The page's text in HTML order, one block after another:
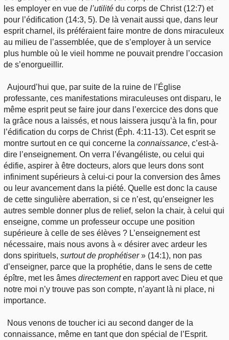
les employer en vue de l’utilité du corps de Christ (12:7) et
pour l’édification (14:3, 5). De là venait aussi que, dans leur
esprit charnel, ils préféraient faire montre de dons miraculeux
au milieu de l’assemblée, que de s’employer à un service
plus humble où le vieil homme ne pouvait prendre l’occasion
de s’enorgueillir.
Aujourd’hui que, par suite de la ruine de l’Église
professante, ces manifestations miraculeuses ont disparu, le
même esprit peut se faire jour dans l’exercice des dons que
la grâce nous a laissés, et nous laissera jusqu’à la fin, pour
l’édification du corps de Christ (Éph. 4:11-13). Cet esprit se
montre surtout en ce qui concerne la connaissance, c’est-à-
dire l’enseignement. On verra l’évangéliste, ou celui qui
édifie, aspirer à être docteurs, alors que leurs dons sont
infiniment supérieurs à celui-ci pour la conversion des âmes
ou leur avancement dans la piété. Quelle est donc la cause
de cette singulière aberration, si ce n’est, qu’enseigner les
autres semble donner plus de relief, selon la chair, à celui qui
enseigne, comme un professeur occupe une position
supérieure à celle de ses élèves ? L’enseignement est
nécessaire, mais nous avons à « désirer avec ardeur les
dons spirituels, surtout de prophétiser» (14:1), non pas
d’enseigner, parce que la prophétie, dans le sens de cette
épître, met les âmes directementen rapport avec Dieu et que
notre moi n’y trouve pas son compte, n’ayant là ni place, ni
importance.
Nous venons de toucher ici au second danger de la
connaissance, même en tant que don spécial de l’Esprit.